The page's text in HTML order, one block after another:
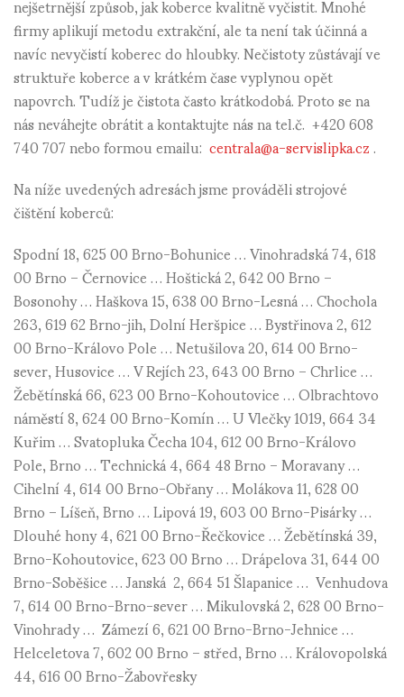
firmy aplikují metodu extrakční, ale ta není tak účinná a
navíc nevyčistí koberec do hloubky. Nečistoty zůstávají ve
struktuře koberce a v krátkém čase vyplynou opět
napovrch. Tudíž je čistota často krátkodobá. Proto se na
nás neváhejte obrátit a kontaktujte nás na tel.č. +420 608
740 707 nebo formou emailu:centrala@a-servislipka.cz.
Na níže uvedených adresách jsme prováděli strojové
čištění koberců:
Spodní 18, 625 00 Brno-Bohunice … Vinohradská 74, 618
00 Brno – Černovice … Hoštická 2, 642 00 Brno –
Bosonohy … Haškova 15, 638 00 Brno-Lesná … Chochola
263, 619 62 Brno-jih, Dolní Heršpice … Bystřinova 2, 612
00 Brno-Královo Pole … Netušilova 20, 614 00 Brno-
sever, Husovice … V Rejích 23, 643 00 Brno – Chrlice …
Žebětínská 66, 623 00 Brno-Kohoutovice … Olbrachtovo
náměstí 8, 624 00 Brno-Komín … U Vlečky 1019, 664 34
Kuřim … Svatopluka Čecha 104, 612 00 Brno-Královo
Pole, Brno … Technická 4, 664 48 Brno – Moravany …
Cihelní 4, 614 00 Brno-Obřany … Molákova 11, 628 00
Brno – Líšeň, Brno … Lipová 19, 603 00 Brno-Pisárky …
Dlouhé hony 4, 621 00 Brno-Řečkovice … Žebětínská 39,
Brno-Kohoutovice, 623 00 Brno … Drápelova 31, 644 00
Brno-Soběšice … Janská 2, 664 51 Šlapanice … Venhudova
7, 614 00 Brno-Brno-sever … Mikulovská 2, 628 00 Brno-
Vinohrady … Zámezí 6, 621 00 Brno-Brno-Jehnice …
Helceletova 7, 602 00 Brno – střed, Brno … Královopolská
44, 616 00 Brno-Žabovřesky